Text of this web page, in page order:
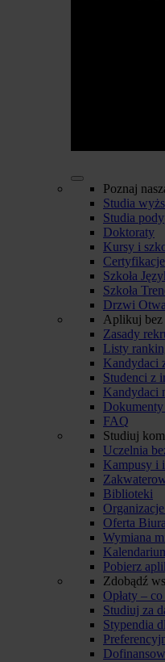
Poznaj
Studia
Studia
Doktoraty
Kursy i
Certyfikacje
Szkoła
Szkoła
Drzwi
Aplikuj bez
Zasady
Listy
Kandydaci
Studenci z
Kandydaci
FAQ
Studiuj
Uczelnia
Kampusy i
Biblioteki
Oferta
Wymiana
Pobierz
Zdobądź
Opłaty –
Studiuj za
Stypendia